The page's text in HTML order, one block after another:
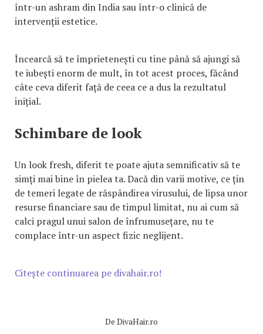
într-un ashram din India sau într-o clinică de
intervenții estetice.
Încearcă să te împrietenești cu tine până să ajungi să
te iubești enorm de mult, în tot acest proces, făcând
câte ceva diferit față de ceea ce a dus la rezultatul
inițial.
Schimbare de look
Un look fresh, diferit te poate ajuta semnificativ să te
simți mai bine în pielea ta. Dacă din varii motive, ce țin
de temeri legate de răspândirea virusului, de lipsa unor
resurse financiare sau de timpul limitat, nu ai cum să
calci pragul unui salon de înfrumusețare, nu te
complace într-un aspect fizic neglijent.
Citește continuarea pe divahair.ro!
De DivaHair.ro